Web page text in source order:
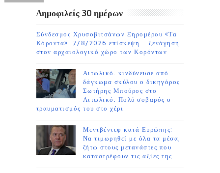
Δημοφιλείς 30 ημέρων
Σύνδεσμος Χρυσοβιτσάνων Ξηρομέρου «Τα
Κόροντα»: 7/8/2026 επίσκεψη – ξενάγηση
στον αρχαιολογικό χώρο των Κορόντων
Αιτωλικό: κινδύνευσε από
δάγκωμα σκύλου ο δικηγόρος
Σωτήρης Μπούρος στο
Αιτωλικό. Πολύ σοβαρός ο
τραυματισμός του στο χέρι
Μεντβέντεφ κατά Ευρώπης:
Να τιμωρηθεί με όλα τα μέσα,
ζήτω στους μετανάστες που
καταστρέφουν τις αξίες της